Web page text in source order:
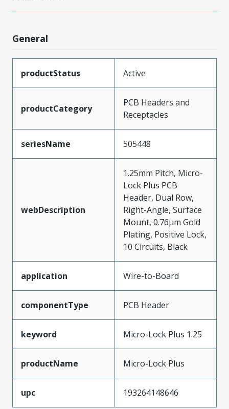
General
productStatus Active
productCategory
PCB Headers and
Receptacles
seriesName 505448
webDescription
1.25mm Pitch, Micro-
Lock Plus PCB
Header, Dual Row,
Right-Angle, Surface
Mount, 0.76µm Gold
Plating, Positive Lock,
10 Circuits, Black
application Wire-to-Board
componentType PCB Header
keyword Micro-Lock Plus 1.25
productName Micro-Lock Plus
upc 193264148646